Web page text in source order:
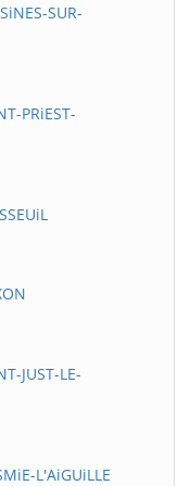
SUR-
PRiEST-
JUST-LE-
L'AiGUiLLE